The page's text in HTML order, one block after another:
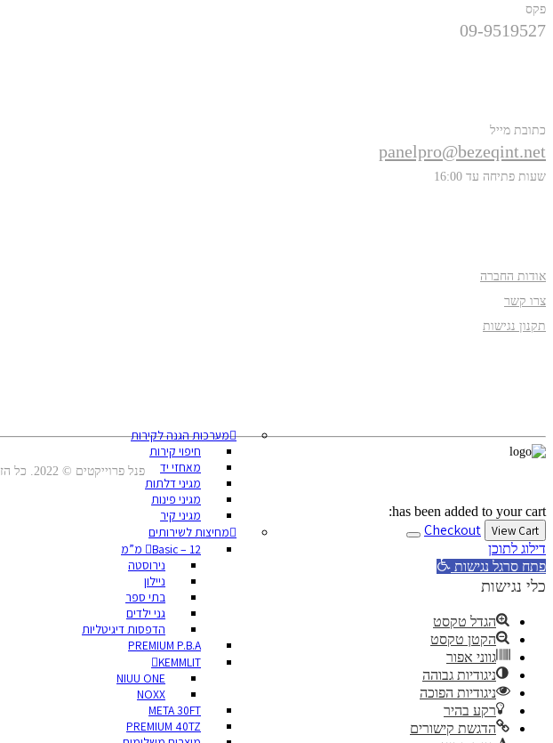
מערכות הגנה לקירות
חיפוי קירות
מאחזי יד
מגיני דלתות
מגיני פינות
מגיני קיר
מחיצות לשירותים
Basic – 12 מ”מ
נירוסטה
ניילון
בתי ספר
גני ילדים
הדפסות דיגיטליות
PREMIUM P.B.A
KEMMLIT
NIUU ONE
NOXX
META 30FT
PREMIUM 40TZ
פקס
09-9519527
כתובת מייל
panelpro@bezeqint.net
שעות פתיחה עד 16:00
אודות החברה
צרו קשר
תקנון נגישות
פנל פרוייקטים © 2022. כל הזכויות שמורות
has been added to your cart:
View Cart
Checkout
דילוג לתוכן
פתח סרגל נגישות
כלי נגישות
הגדל טקסט
הקטן טקסט
גווני אפור
ניגודיות גבוהה
ניגודיות הפוכה
רקע בהיר
הדגשת קישורים